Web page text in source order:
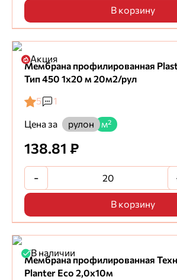
В корзину
Акция
Мембрана профилированная
Тип 450 1х20 м 20м2/рул
5
1
Цена за
рулон м²
138.81 ₽
-
В корзину
В наличии
Мембрана профилированная
Planter Eco 2,0х10м